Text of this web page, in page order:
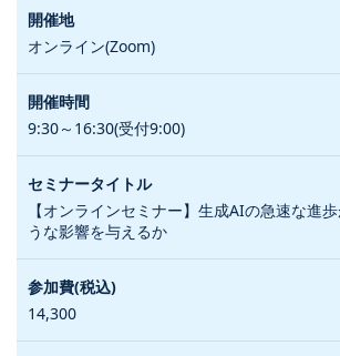
オンライン(Zoom)
9:30～16:30(受付9:00)
【オンラインセミナー】生成AIの急速な進
うな影響を与えるか
14,300